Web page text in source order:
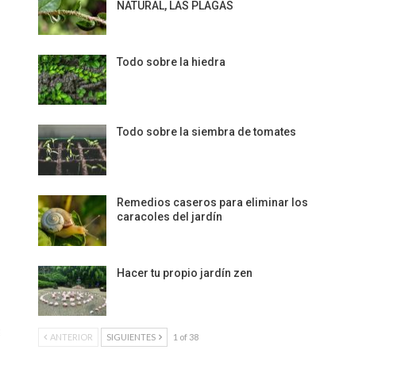
NATURAL, LAS PLAGAS
Todo sobre la hiedra
Todo sobre la siembra de tomates
Remedios caseros para eliminar los
caracoles del jardín
Hacer tu propio jardín zen
ANTERIOR SIGUIENTES 1 of 38